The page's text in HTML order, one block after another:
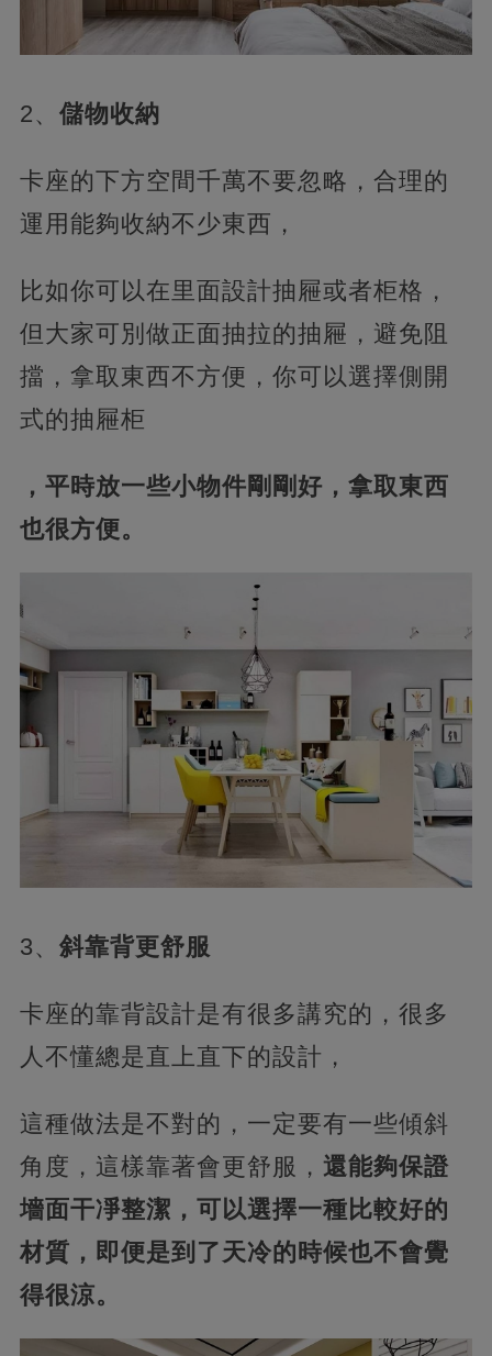
2、 儲物收納
卡座的下方空間千萬不要忽略，合理的
運用能夠收納不少東西，
比如你可以在里面設計抽屜或者柜格，
但大家可別做正面抽拉的抽屜，避免阻
擋，拿取東西不方便，你可以選擇側開
式的抽屜柜
，平時放一些小物件剛剛好，拿取東西
也很方便。
3、 斜靠背更舒服
卡座的靠背設計是有很多講究的，很多
人不懂總是直上直下的設計，
這種做法是不對的，一定要有一些傾斜
角度，這樣靠著會更舒服， 還能夠保證
墻面干凈整潔，可以選擇一種比較好的
材質，即便是到了天冷的時候也不會覺
得很涼。